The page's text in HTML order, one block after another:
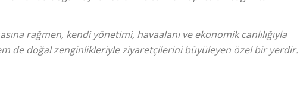
rağmen, kendi yönetimi, havaalanı ve ekonomik canlılığıyla
de doğal zenginlikleriyle ziyaretçilerini büyüleyen özel bir yerdir.